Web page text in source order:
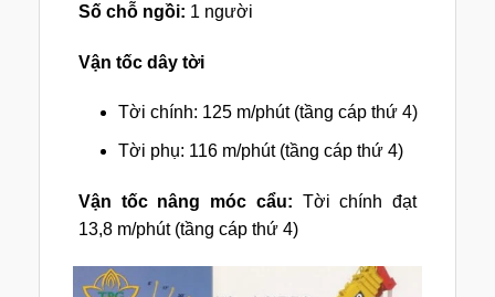
Số chỗ ngồi: 1 người
Vận tốc dây tời
Tời chính: 125 m/phút (tầng cáp thứ 4)
Tời phụ: 116 m/phút (tầng cáp thứ 4)
Vận tốc nâng móc cẩu: Tời chính đạt
13,8 m/phút (tầng cáp thứ 4)